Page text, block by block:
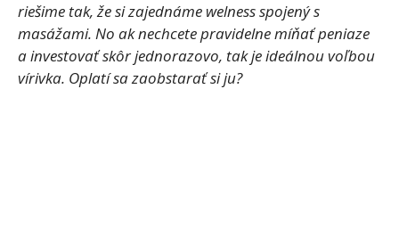
riešime tak, že si zajednáme welness spojený s
masážami. No ak nechcete pravidelne míňať peniaze
a investovať skôr jednorazovo, tak je ideálnou voľbou
vírivka. Oplatí sa zaobstarať si ju?